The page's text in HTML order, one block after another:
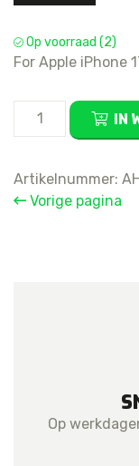
Op voorraad (2)
For Apple iPhone
Apple
17
Pro
IN
Artikelnummer:
Vorige pagina
Op